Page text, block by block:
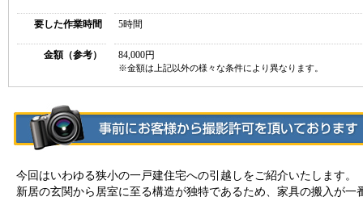
要した作業時間 5時間
金額（参考） 84,000円
※金額は上記以外の様々な条件により異なります。
今回はいわゆる狭小の一戸建住宅への引越しをご紹介いたします。
新居の玄関から居室に至る構造が独特であるため、家具の搬入が一